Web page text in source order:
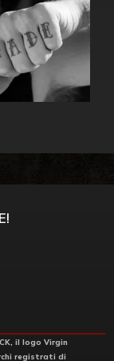
il logo Virgin
registrati di